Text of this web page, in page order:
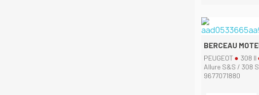
BERCEAU
PEUGEOT 308 II
Allure S&S / 308
9677071880